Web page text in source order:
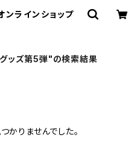
ラインショップ
ッズ第5弾"の検索結果
かりませんでした。